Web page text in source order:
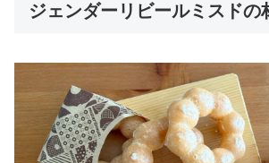
ジェンダーリビールミスドの